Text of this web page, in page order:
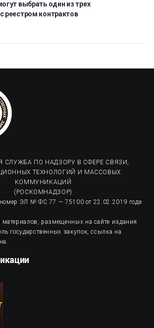
выбрать один из трех
реестром контрактов
СЛУЖБА ПО НАДЗОРУ В СФЕРЕ СВЯЗИ,
ТЕХНОЛОГИЙ И МАССОВЫХ
КОММУНИКАЦИЙ
(РОСКОМНАДЗОР)
номер ЭЛ № ФС 77 — 75100 от 22.02.2019 года
размещенных на сайте издания
государственных закупок, ссылка на